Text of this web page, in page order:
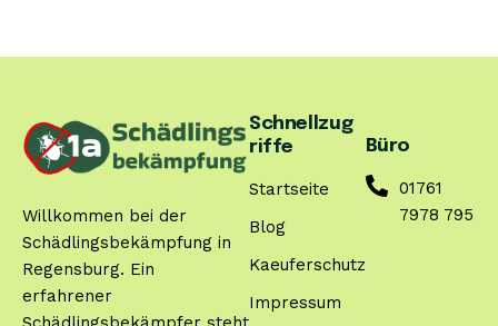
Willkommen bei der
Schädlingsbekämpfung in
Regensburg. Ein
erfahrener
Schnellzug
riffe
Startseite
Blog
Kaeuferschutz
Impressum
Büro
01761
7978 795